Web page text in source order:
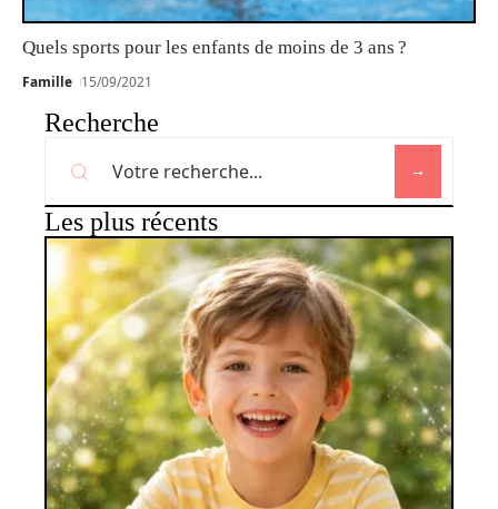
Quels sports pour les enfants de moins de 3 ans ?
Famille 15/09/2021
Recherche
Les plus récents